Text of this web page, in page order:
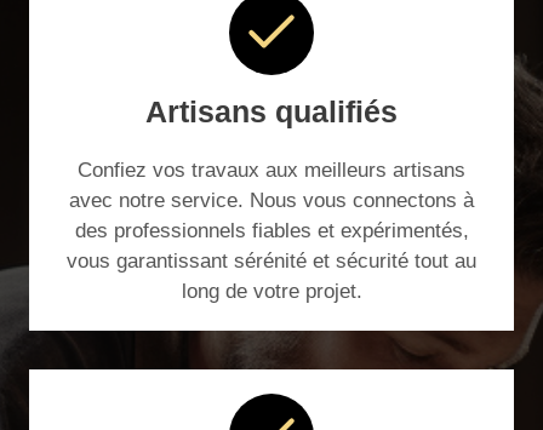
Artisans qualifiés
Confiez vos travaux aux meilleurs artisans
avec notre service. Nous vous connectons à
des professionnels fiables et expérimentés,
vous garantissant sérénité et sécurité tout au
long de votre projet.